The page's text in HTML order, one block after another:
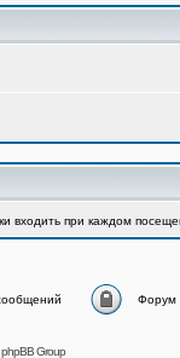
входить при каждом
Форум
Group